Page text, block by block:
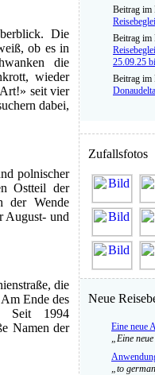
Die
ob es in
die
wieder
seit vier
dabei,
polnischer
Ostteil der
der Wende
August- und
die
Ende des
Seit 1994
Namen der
Beitrag im
Beitrag im
25.09.25
Beitrag im
Donaudelta
Zufallsfotos
Neue
Eine neue
„Eine
„to